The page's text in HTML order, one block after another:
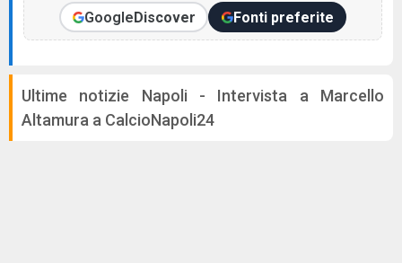
GoogleDiscover Fonti preferite
Ultime notizie Napoli - Intervista a Marcello
Altamura a CalcioNapoli24